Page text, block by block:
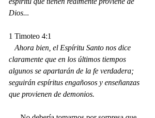
Dios...
1 Timoteo 4:1
Ahora bien, el Espíritu Santo nos dice
claramente que en los últimos tiempos
algunos se apartarán de la fe verdadera;
seguirán espíritus engañosos y enseñanzas
que provienen de demonios.